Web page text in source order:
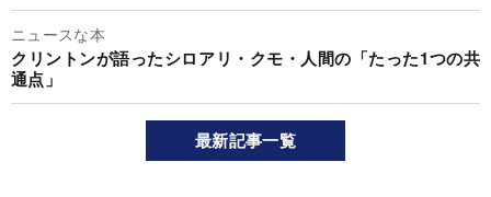
ニュースな本
クリントンが語ったシロアリ・クモ・人間の「たった1つの共
通点」
最新記事一覧